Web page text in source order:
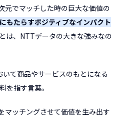
元でマッチした時の巨大な価値の
もたらすポジティブなインパクト
は、NTTデータの大きな強みなの
て商品やサービスのもとになる
を指す言葉。
マッチングさせて価値を生み出す